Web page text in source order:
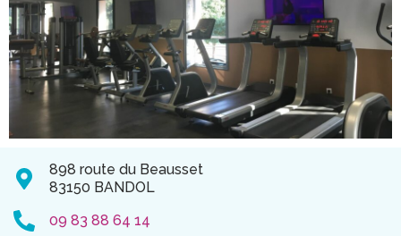
898 route du Beausset
83150 BANDOL
09 83 88 64 14